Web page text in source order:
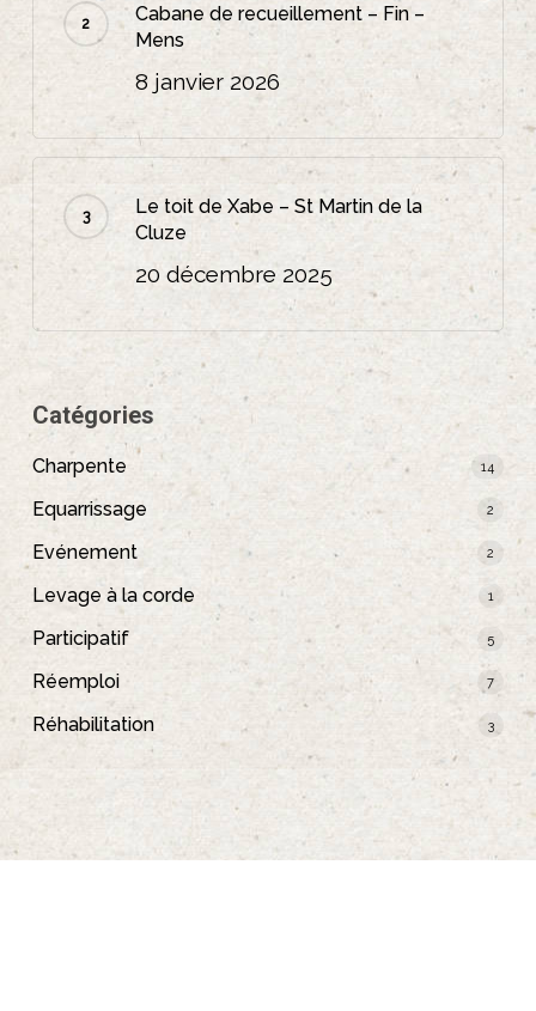
Cabane de recueillement – Fin –
Mens
8 janvier 2026
Le toit de Xabe – St Martin de la
Cluze
20 décembre 2025
Catégories
Charpente 14
Equarrissage 2
Evénement 2
Levage à la corde 1
Participatif 5
Réemploi 7
Réhabilitation 3